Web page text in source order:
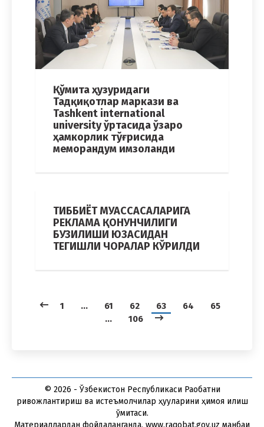
Қўмита ҳузуридаги
Тадқиқотлар маркази ва
Tashkent international
university ўртасида ўзаро
ҳамкорлик тўғрисида
меморандум имзоланди
ТИББИЁТ МУАССАСАЛАРИГА
РЕКЛАМА ҚОНУНЧИЛИГИ
БУЗИЛИШИ ЮЗАСИДАН
ТЕГИШЛИ ЧОРАЛАР КЎРИЛДИ
1 … 61 62 63 64
65
…
106
© 2026 - Ўзбекистон Республикаси Рақобатни
ривожлантириш ва истеъмолчилар ҳуқуқларини ҳимоя қилиш
қўмитаси.
Материаллардан фойдаланганда, www.raqobat.gov.uz манбаи